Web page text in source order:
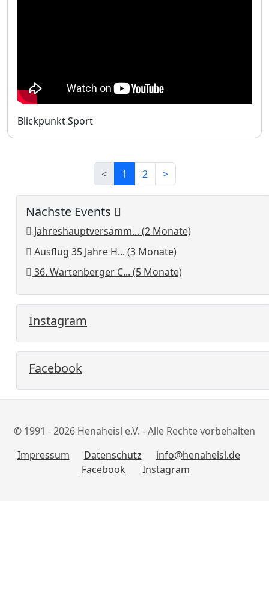
Blickpunkt Sport
< 1 2 >
Nächste Events
Jahreshauptversamm... (2 Monate)
Ausflug 35 Jahre H... (3 Monate)
36. Wartenberger C... (5 Monate)
Instagram
Facebook
© 1991 - 2026 Henaheisl e.V. - Alle Rechte vorbehalten
Impressum
Datenschutz
info@henaheisl.de
Facebook
Instagram